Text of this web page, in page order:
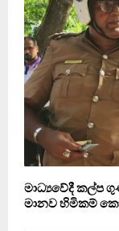
මාධ්‍යවේදී කල්ප
මානව හිමිකම්